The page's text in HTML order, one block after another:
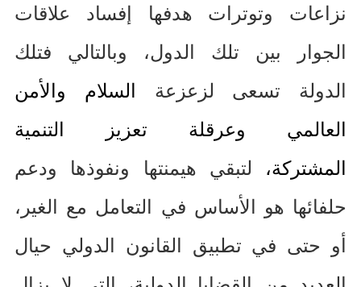
نزاعات وتوترات هدفها إفساد علاقات
الجوار بين تلك الدول، وبالتالي فتلك
الدولة تسعى لزعزعة السلام والأمن
العالمي وعرقلة تعزيز التنمية
المشتركة، لتبقي هيمنتها ونفوذها ودعم
حلفائها هو الأساس في التعامل مع الغير،
أو حتى في تطبيق القانون الدولي حيال